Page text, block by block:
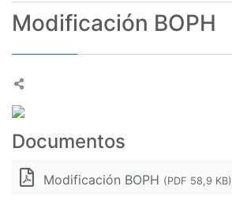
Modificación BOPH
Documentos
Modificación BOPH (PDF 58,9 KB)